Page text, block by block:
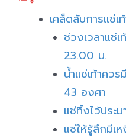
เคล็ดลับการแช่
ช่วงเวลาแช่
23.00 น.
น้ำแช่เท้าค
43 องศา
แช่ทิ้งไว้ประ
แช่ให้รู้สึกมีเ